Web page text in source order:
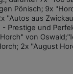
Pönisch; 9x
"Autos aus
- Prestige und
von
2x "August